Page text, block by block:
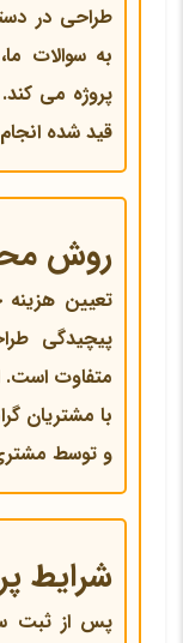
طراحی در
به سوالات
پروژه می
قید شده
روش
پیچیدگی
متفاوت است.
با مشتریان
و توسط
شرایط
پس از ثبت